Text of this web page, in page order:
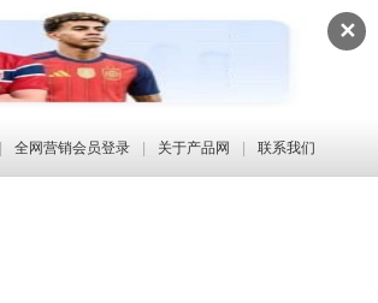
✕
全网营销会员登录 关于产品网 联系我们